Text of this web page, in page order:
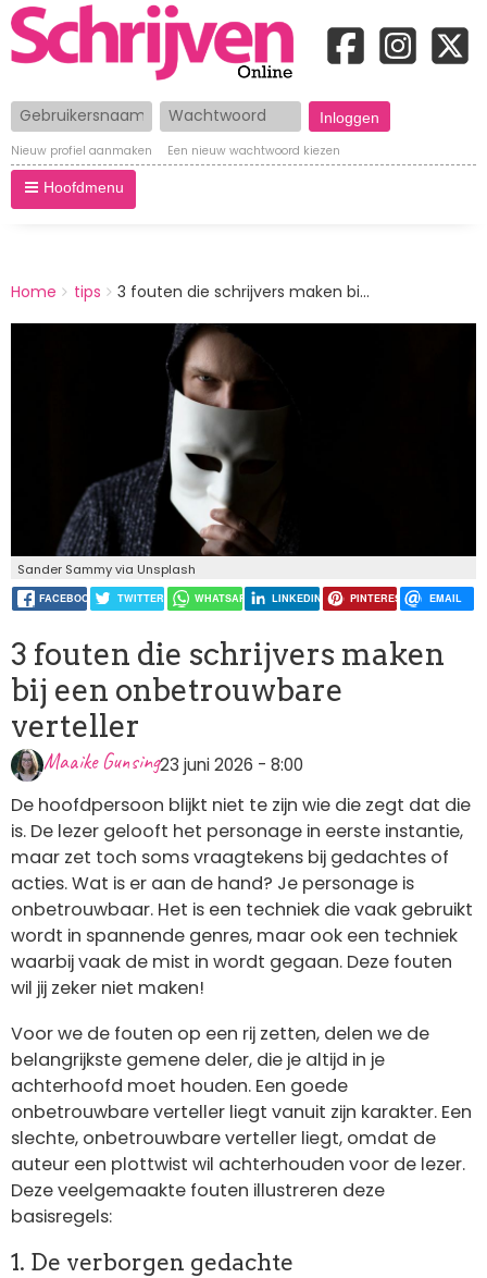
Gebruikersnaam Wachtwoord
Nieuw profiel aanmaken Een nieuw wachtwoord kiezen
Hoofdmenu
BREADCRUMBS
You
Home tips
3 fouten die schrijvers maken bi...
Sander Sammy via Unsplash
FACEBOOK TWITTER WHATSAPP LINKEDIN PINTEREST EMAIL
3 fouten die schrijvers maken
bij een onbetrouwbare
verteller
Maaike Gunsing23 juni 2026 - 8:00
De hoofdpersoon blijkt niet te zijn wie die zegt dat die
is. De lezer gelooft het personage in eerste instantie,
maar zet toch soms vraagtekens bij gedachtes of
acties. Wat is er aan de hand? Je personage is
onbetrouwbaar. Het is een techniek die vaak gebruikt
wordt in spannende genres, maar ook een techniek
waarbij vaak de mist in wordt gegaan. Deze fouten
wil jij zeker niet maken!
Voor we de fouten op een rij zetten, delen we de
belangrijkste gemene deler, die je altijd in je
achterhoofd moet houden. Een goede
onbetrouwbare verteller liegt vanuit zijn karakter. Een
slechte, onbetrouwbare verteller liegt, omdat de
auteur een plottwist wil achterhouden voor de lezer.
Deze veelgemaakte fouten illustreren deze
basisregels:
1. De verborgen gedachte